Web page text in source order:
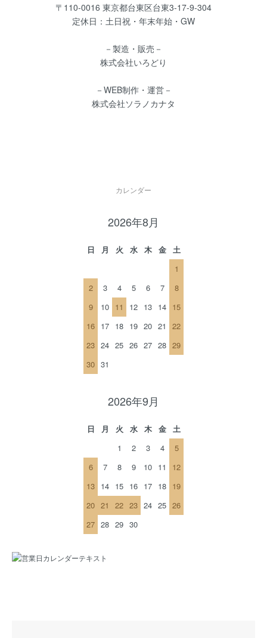
〒110-0016 東京都台東区台東3-17-9-304
定休日：土日祝・年末年始・GW
－製造・販売－
株式会社いろどり
－WEB制作・運営－
株式会社ソラノカナタ
カレンダー
2026年8月
日 月 火 水 木 金
土
1
2
3 4 5 6 7
8
9
10 11 12 13 14 15
16 17 18 19 20 21
22
23 24 25 26 27 28 29
30 31
2026年9月
日 月 火 水 木 金
土
1
2 3 4
5
6
7 8 9 10 11
12
13 14 15 16 17 18 19
20 21 22 23 24 25 26
27 28 29 30